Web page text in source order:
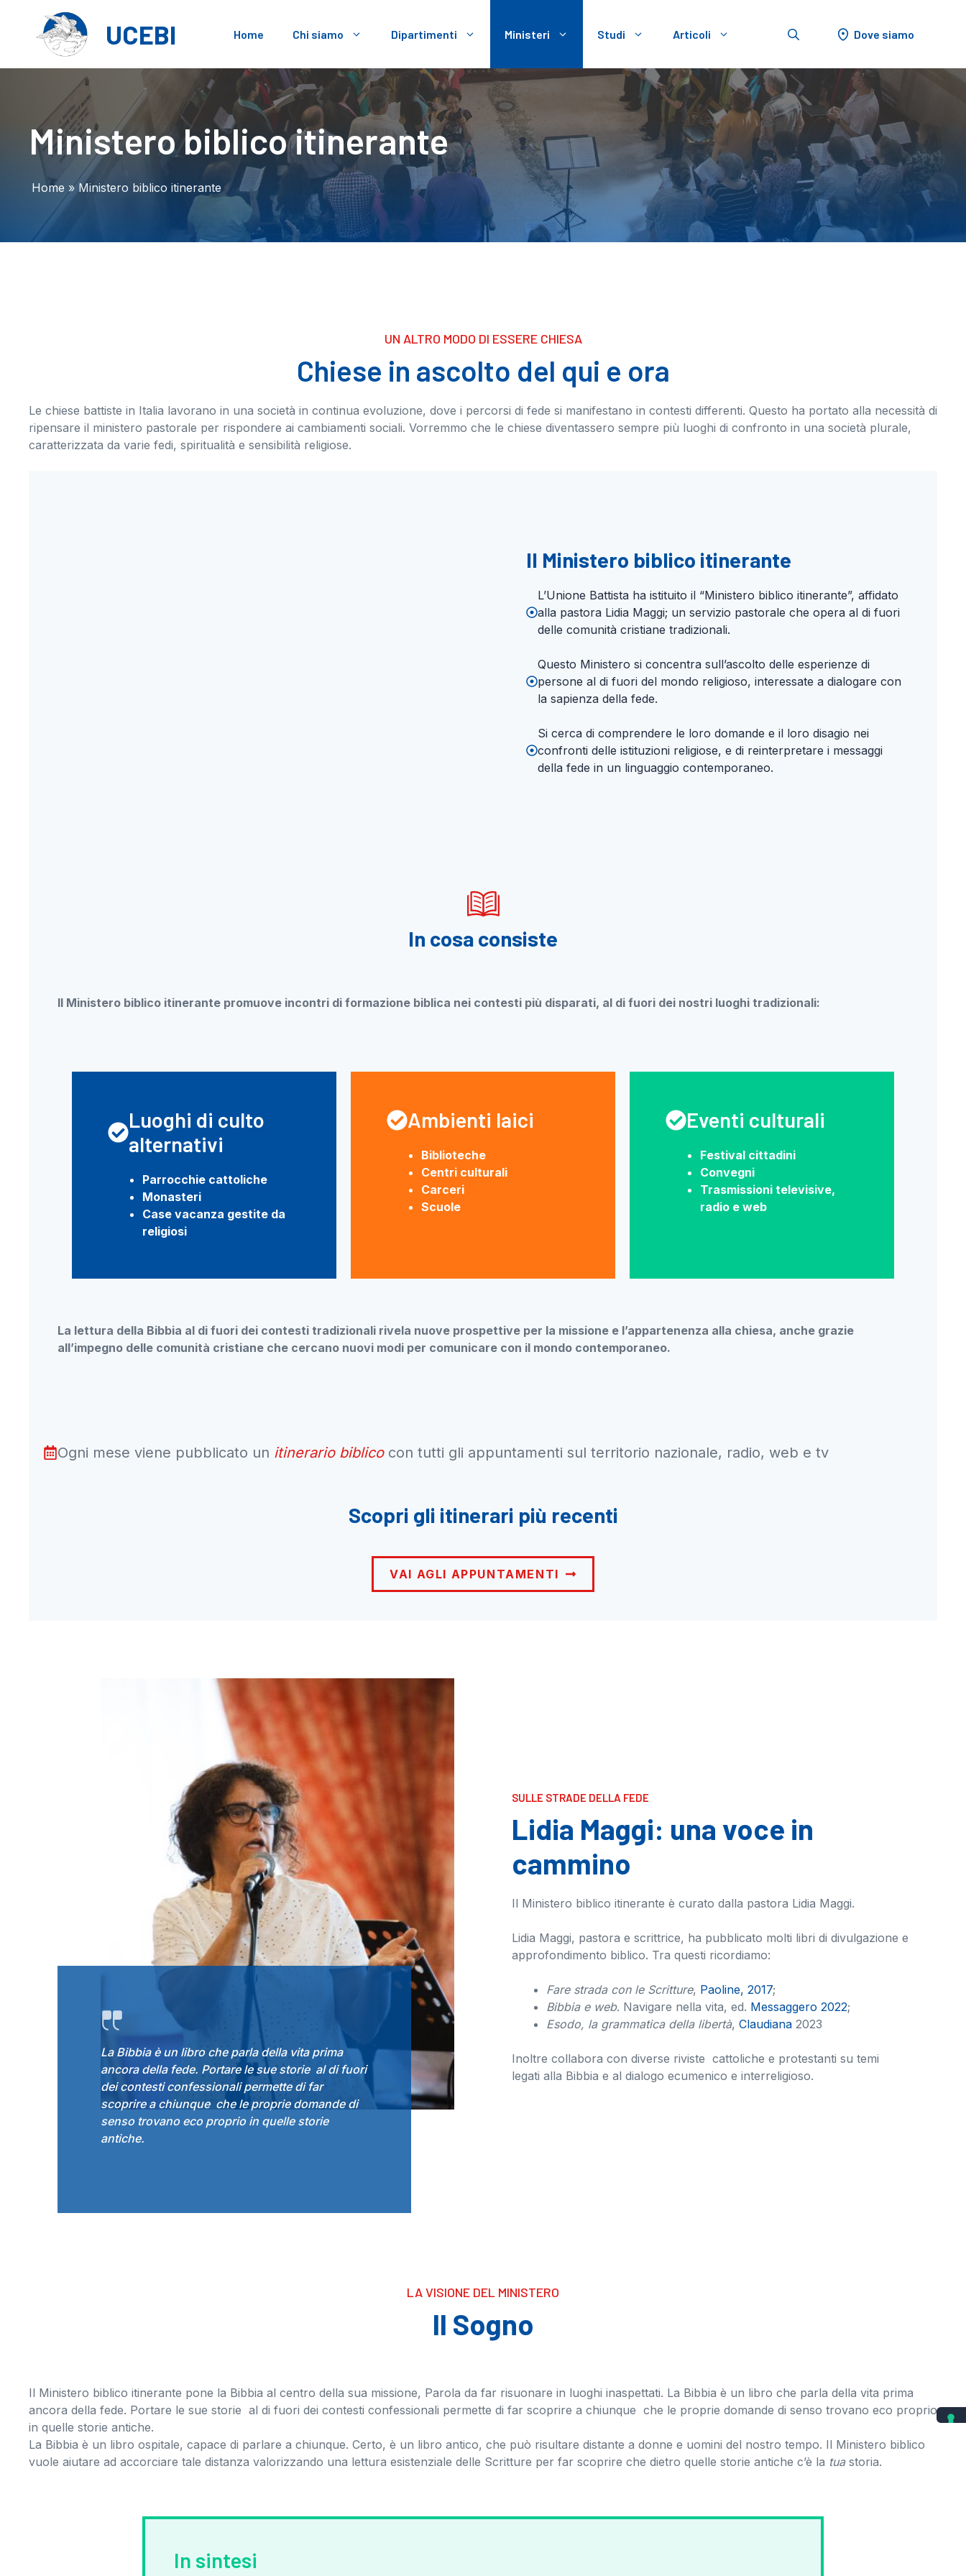
contenuto
UCEBI Home Chi siamo Dipartimenti Ministeri Studi Articoli Dove siamo
Ministero biblico itinerante
Home » Ministero biblico itinerante
UN ALTRO MODO DI ESSERE CHIESA
Chiese in ascolto del qui e ora
Le chiese battiste in Italia lavorano in una società in continua evoluzione, dove i percorsi di fede si manifestano in contesti differenti. Questo ha portato alla necessità di
ripensare il ministero pastorale per rispondere ai cambiamenti sociali. Vorremmo che le chiese diventassero sempre più luoghi di confronto in una società plurale,
caratterizzata da varie fedi, spiritualità e sensibilità religiose.
Il Ministero biblico itinerante
L’Unione Battista ha istituito il “Ministero biblico itinerante”, affidato
alla pastora Lidia Maggi; un servizio pastorale che opera al di fuori
delle comunità cristiane tradizionali.
Questo Ministero si concentra sull’ascolto delle esperienze di
persone al di fuori del mondo religioso, interessate a dialogare con
la sapienza della fede.
Si cerca di comprendere le loro domande e il loro disagio nei
confronti delle istituzioni religiose, e di reinterpretare i messaggi
della fede in un linguaggio contemporaneo.
In cosa consiste
Il Ministero biblico itinerante promuove incontri di formazione biblica nei contesti più disparati, al di fuori dei nostri luoghi tradizionali:
Luoghi di culto
alternativi
Parrocchie cattoliche
Monasteri
Case vacanza gestite da
religiosi
Ambienti laici
Biblioteche
Centri culturali
Carceri
Scuole
Eventi culturali
Festival cittadini
Convegni
Trasmissioni televisive,
radio e web
La lettura della Bibbia al di fuori dei contesti tradizionali rivela nuove prospettive per la missione e l’appartenenza alla chiesa, anche grazie
all’impegno delle comunità cristiane che cercano nuovi modi per comunicare con il mondo contemporaneo.
Ogni mese viene pubblicato un itinerario biblicocon tutti gli appuntamenti sul territorio nazionale, radio, web e tv
Scopri gli itinerari più recenti
VAI AGLI APPUNTAMENTI
La Bibbia è un libro che parla della vita prima
ancora della fede. Portare le sue storie al di fuori
dei contesti confessionali permette di far
scoprire a chiunque che le proprie domande di
senso trovano eco proprio in quelle storie
antiche.
SULLE STRADE DELLA FEDE
Lidia Maggi: una voce in
cammino
Il Ministero biblico itinerante è curato dalla pastora Lidia Maggi.
Lidia Maggi, pastora e scrittrice, ha pubblicato molti libri di divulgazione e
approfondimento biblico. Tra questi ricordiamo:
Fare strada con le Scritture, Paoline, 2017;
Bibbia e web. Navigare nella vita, ed. Messaggero 2022;
Esodo, la grammatica della libertà, Claudiana 2023
Inoltre collabora con diverse riviste cattoliche e protestanti su temi
legati alla Bibbia e al dialogo ecumenico e interreligioso.
LA VISIONE DEL MINISTERO
Il Sogno
Il Ministero biblico itinerante pone la Bibbia al centro della sua missione, Parola da far risuonare in luoghi inaspettati. La Bibbia è un libro che parla della vita prima
ancora della fede. Portare le sue storie al di fuori dei contesti confessionali permette di far scoprire a chiunque che le proprie domande di senso trovano eco proprio
in quelle storie antiche.
La Bibbia è un libro ospitale, capace di parlare a chiunque. Certo, è un libro antico, che può risultare distante a donne e uomini del nostro tempo. Il Ministero biblico
vuole aiutare ad accorciare tale distanza valorizzando una lettura esistenziale delle Scritture per far scoprire che dietro quelle storie antiche c’è la tua storia.
In sintesi